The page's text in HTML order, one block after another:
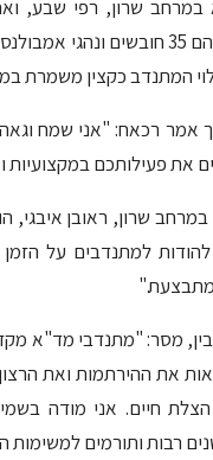
המתנדב כקצין משמרת
אמר רכאח: "אני שמח
את פעילותכם במקצועיות
שרון, ראובן איבגי,
למתנדבים על
מתבצעת."
מסר: "מתנדבי מד"א
את ההירתמות ואת
חיים. אני מודה
רבות ותורמים למשימות